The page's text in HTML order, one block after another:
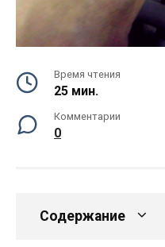
Время чтения
25 мин.
Комментарии
0
Содержание